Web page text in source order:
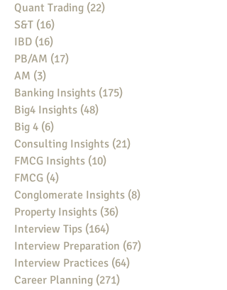
Quant Trading (22)
S&T (16)
IBD (16)
PB/AM (17)
AM (3)
Banking Insights (175)
Big4 Insights (48)
Big 4 (6)
Consulting Insights (21)
FMCG Insights (10)
FMCG (4)
Conglomerate Insights (8)
Property Insights (36)
Interview Tips (164)
Interview Preparation (67)
Interview Practices (64)
Career Planning (271)